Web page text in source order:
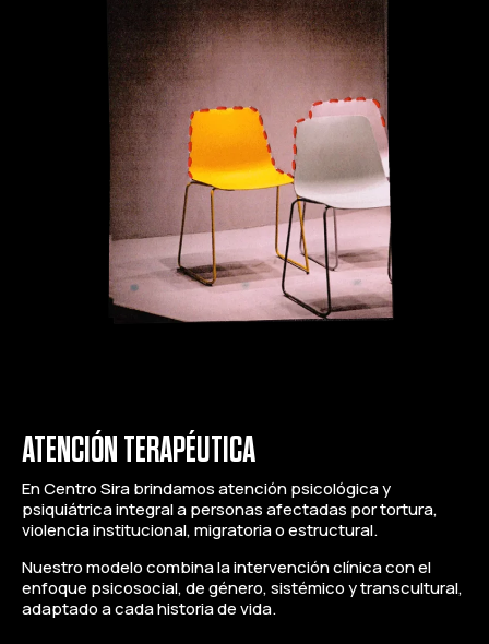
ATENCIÓN TERAPÉUTICA
En Centro Sira brindamos atención psicológica y
psiquiátrica integral a personas afectadas por tortura,
violencia institucional, migratoria o estructural.
Nuestro modelo combina la intervención clínica con el
enfoque psicosocial, de género, sistémico y transcultural,
adaptado a cada historia de vida.